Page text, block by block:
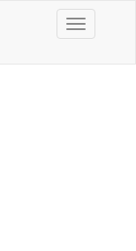
Toggle
navigation